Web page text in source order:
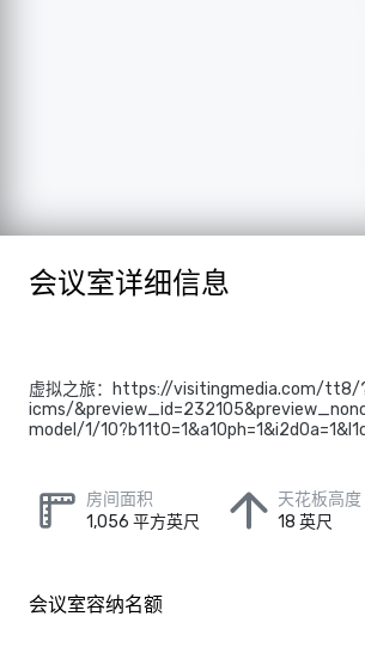
会议室详细信息
虚拟之旅：https://visitingmedia.com/
icms/
model/1/
房间面积
1,056 平方英尺
天花板高度
18 英尺
会议室容纳名额